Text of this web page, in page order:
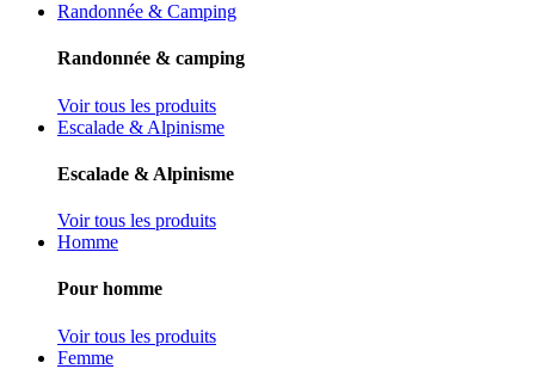
Randonnée & Camping
Randonnée & camping
Voir tous les produits
Escalade & Alpinisme
Escalade & Alpinisme
Voir tous les produits
Homme
Pour homme
Voir tous les produits
Femme